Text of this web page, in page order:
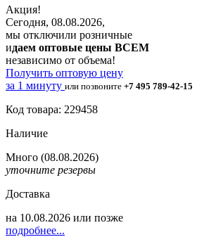
Акция!
Сегодня, 08.08.2026,
мы отключили розничные
идаем оптовые цены ВСЕМ
независимо от объема!
Получить оптовую цену
за 1 минуту или позвоните +7 495 789-42-15
Код товара: 229458
Наличие
Много (08.08.2026)
уточните резервы
Доставка
на 10.08.2026 или позже
подробнее...